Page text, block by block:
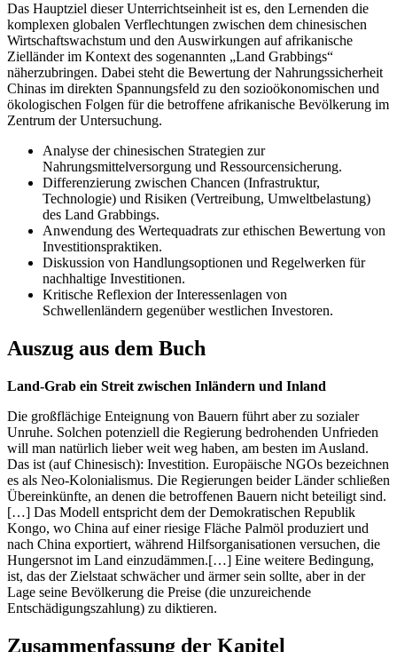
Das Hauptziel dieser Unterrichtseinheit ist es, den Lernenden die
komplexen globalen Verflechtungen zwischen dem chinesischen
Wirtschaftswachstum und den Auswirkungen auf afrikanische
Zielländer im Kontext des sogenannten „Land Grabbings“
näherzubringen. Dabei steht die Bewertung der Nahrungssicherheit
Chinas im direkten Spannungsfeld zu den sozioökonomischen und
ökologischen Folgen für die betroffene afrikanische Bevölkerung im
Zentrum der Untersuchung.
Analyse der chinesischen Strategien zur
Nahrungsmittelversorgung und Ressourcensicherung.
Differenzierung zwischen Chancen (Infrastruktur,
Technologie) und Risiken (Vertreibung, Umweltbelastung)
des Land Grabbings.
Anwendung des Wertequadrats zur ethischen Bewertung von
Investitionspraktiken.
Diskussion von Handlungsoptionen und Regelwerken für
nachhaltige Investitionen.
Kritische Reflexion der Interessenlagen von
Schwellenländern gegenüber westlichen Investoren.
Auszug aus dem Buch
Land-Grab ein Streit zwischen Inländern und Inland
Die großflächige Enteignung von Bauern führt aber zu sozialer
Unruhe. Solchen potenziell die Regierung bedrohenden Unfrieden
will man natürlich lieber weit weg haben, am besten im Ausland.
Das ist (auf Chinesisch): Investition. Europäische NGOs bezeichnen
es als Neo-Kolonialismus. Die Regierungen beider Länder schließen
Übereinkünfte, an denen die betroffenen Bauern nicht beteiligt sind.
[…] Das Modell entspricht dem der Demokratischen Republik
Kongo, wo China auf einer riesige Fläche Palmöl produziert und
nach China exportiert, während Hilfsorganisationen versuchen, die
Hungersnot im Land einzudämmen.[…] Eine weitere Bedingung,
ist, das der Zielstaat schwächer und ärmer sein sollte, aber in der
Lage seine Bevölkerung die Preise (die unzureichende
Entschädigungszahlung) zu diktieren.
Zusammenfassung der Kapitel